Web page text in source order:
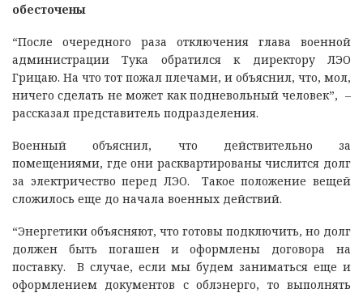
обесточены
“После очередного раза отключения глава военной
администрации Тука обратился к директору ЛЭО
Грицаю. На что тот пожал плечами, и объяснил, что, мол,
ничего сделать не может как подневольный человек”, –
рассказал представитель подразделения.
Военный объяснил, что действительно за
помещениями, где они расквартированы числится долг
за электричество перед ЛЭО. Такое положение вещей
сложилось еще до начала военных действий.
“Энергетики объясняют, что готовы подключить, но долг
должен быть погашен и оформлены договора на
поставку. В случае, если мы будем заниматься еще и
оформлением документов с облэнерго, то выполнять